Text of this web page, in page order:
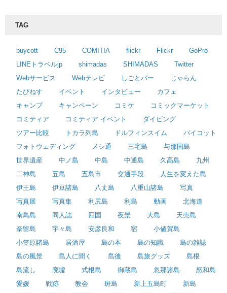
TAG
buycott C95 COMITIA flickr Flickr
GoPro
LINEトラベルjp
shimadas SHIMADAS
Twitter
Webサービス
Webテレビ しごとバー
じゃらん
たびねす
イベント インタビュー
カフェ
キャンプ
キャンペーン コミケ
コミックマーケット
コミティア
コミティア イベント
ダイビング
ツアー比較
トカラ列島 ドルフィンスイム
バイコット
フォトウェディング
メシ通 三宅島
与那国島
世界遺産
中ノ島 中島 中通島 久高島
九州
二神島
五島 五島市 交通手段
人生を変えた島
伊王島
伊豆諸島 八丈島 八重山諸島
写真
写真展
写真集 利尻島 利島 動画
北海道
南鳥島
同人誌 四国 夜景 大島
天売島
奈留島
宇々島 安彦良和 宿
小値賀島
小笠原諸島
居酒屋 島の本 島の知識
島の雑誌
島の風景
島人に聞く 島後 島旅グッズ
島根
島流し
廃墟 式根島 御蔵島 忽那諸島
怒和島
愛媛
戦跡 教会 斑島 新上五島町
新島